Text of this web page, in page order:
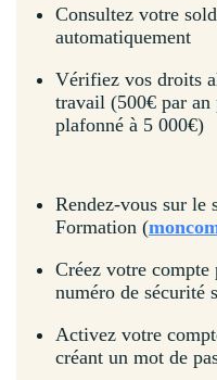
Consultez votre
automatiquement
Vérifiez vos droits
travail (500€ par
plafonné à 5 000€)
Rendez-vous sur
Formation (
Créez votre
numéro de sécurité
Activez votre
créant un mot de